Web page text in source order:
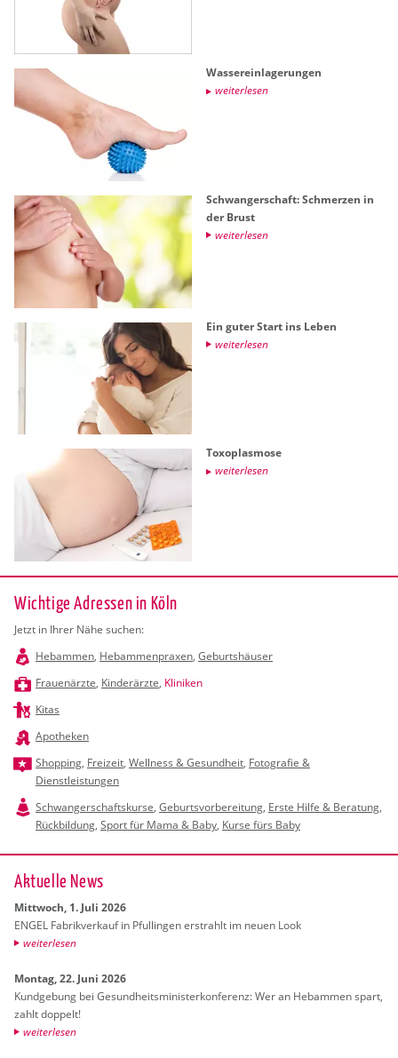
Was­ser­ein­la­ge­run­gen
wei­ter­le­sen
Schwan­ger­schaft: Schmer­zen in
der Brust
wei­ter­le­sen
Ein guter Start ins Leben
wei­ter­le­sen
To­xo­plas­mo­se
wei­ter­le­sen
Wichtige Adressen in Köln
Jetzt in Ihrer Nähe suchen:
Hebammen, Hebammenpraxen, Geburtshäuser
Frauenärzte, Kinderärzte, Kliniken
Kitas
Apotheken
Shopping, Freizeit, Wellness & Gesundheit, Fotografie &
Dienstleistungen
Schwangerschaftskurse, Geburtsvorbereitung, Erste Hilfe & Beratung,
Rückbildung, Sport für Mama & Baby, Kurse fürs Baby
Ak­tu­el­le News
Mitt­woch, 1. Juli 2026
ENGEL Fa­brik­ver­kauf in Pful­lin­gen er­strahlt im neuen Look
wei­ter­le­sen
Mon­tag, 22. Juni 2026
Kund­ge­bung bei Ge­sund­heits­mi­nis­ter­kon­fe­renz: Wer an Heb­am­men spart,
zahlt dop­pelt!
wei­ter­le­sen